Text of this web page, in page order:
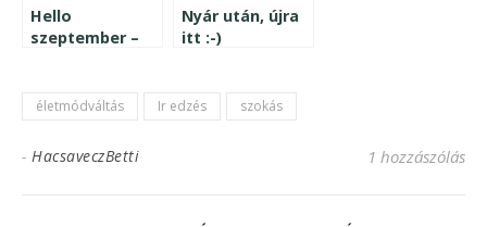
Hello
szeptember –
Nyár után, újra
itt :-)
életmódváltás Ir edzés szokás
- HacsaveczBetti 1 hozzászólás